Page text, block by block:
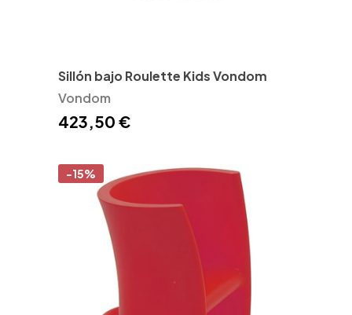
Sillón bajo Roulette Kids Vondom
Vondom
423,50 €
-15%